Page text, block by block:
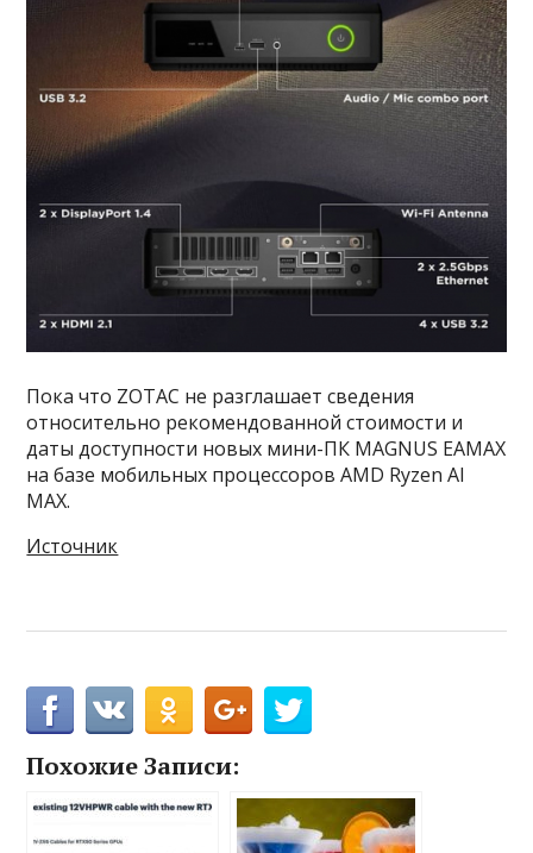
Пока что ZOTAC не разглашает сведения
относительно рекомендованной стоимости и
даты доступности новых мини-ПК MAGNUS EAMAX
на базе мобильных процессоров AMD Ryzen AI
MAX.
Источник
Похожие Записи: